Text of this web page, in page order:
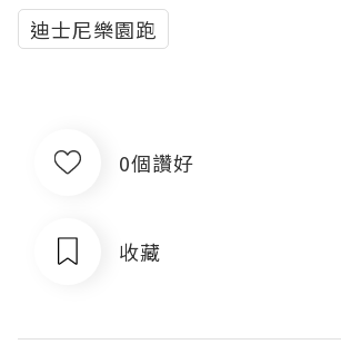
迪士尼樂園跑
0個讚好
收藏